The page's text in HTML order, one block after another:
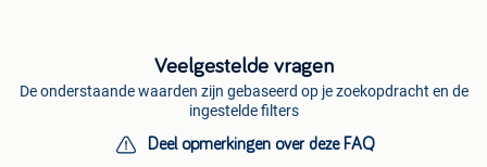
Veelgestelde vragen
De onderstaande waarden zijn gebaseerd op je zoekopdracht en de
ingestelde filters
Deel opmerkingen over deze FAQ